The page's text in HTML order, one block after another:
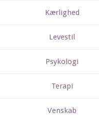
Kærlighed
Levestil
Psykologi
Terapi
Venskab